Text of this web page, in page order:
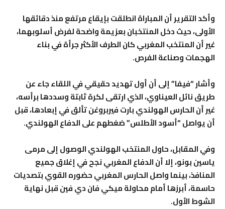
وأكد التقرير أن المباراة انطلقت بإيقاع مرتفع منذ دقائقها
الأولى، حيث دخل المنتخبان بعزيمة واضحة لفرض أسلوبهما،
غير أن المنتخب المغربي كان الطرف الأكثر جرأة في بناء
الهجمات وصناعة الفرص.
وأشار “فيفا” إلى أن أول تهديد حقيقي في اللقاء جاء عن
طريق نائل العيناوي، الذي ارتقى لكرة ثابتة وسددها برأسه،
غير أن الحارس الهولندي بارت فيربروغن تألق في إبعادها، قبل
أن يواصل “أسود الأطلس” ضغطهم على الدفاع الهولندي.
وفي المقابل، حاول المنتخب الهولندي الوصول إلى مرمى
ياسين بونو، إلا أن الدفاع المغربي نجح في إغلاق جميع
المنافذ، بينما واصل الحارس المغربي حضوره القوي بتصديات
حاسمة، أبرزها أمام محاولة ميكي فان دي فين قبل نهاية
الشوط الأول.